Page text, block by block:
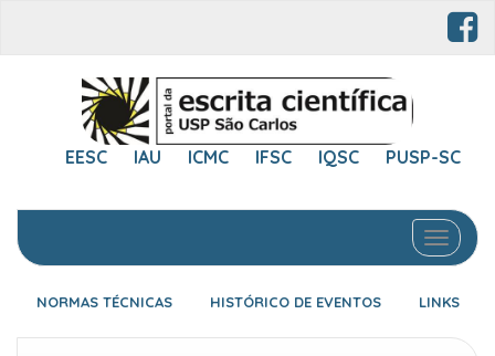
EESC IAU ICMC IFSC IQSC PUSP-SC
Toggle
NORMAS TÉCNICAS HISTÓRICO DE EVENTOS LINKS